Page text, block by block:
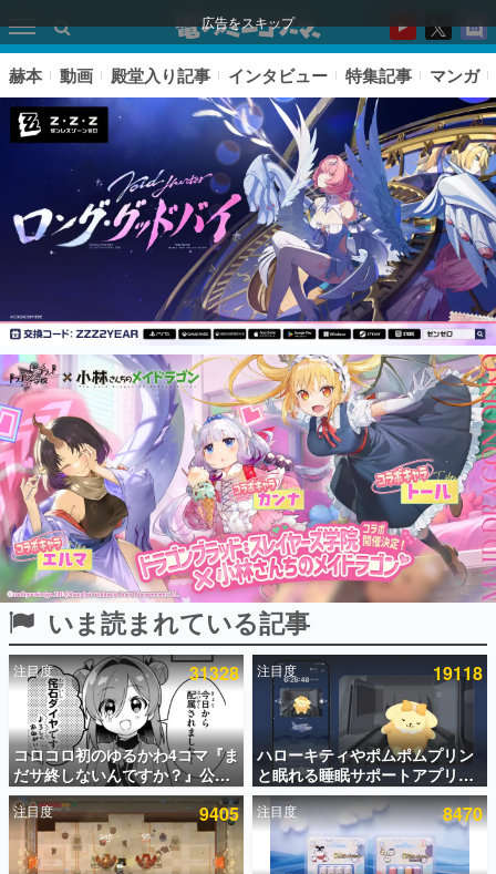
広告をスキップ
ピックアップ
電ファミのいま読まれている記事ランキング
アプリセール情報
インタビュー
連載・特集一覧
殿堂入り記事
SNS拡散数が数千以上！ ページビュー数万以上！ などな
ど。多くの人々に読まれた、電ファミ渾身の“殿堂入り”記
事をまとめました。
ゲームの企画書
名作ゲームクリエイターの方々に製作時のエピソードをお
聞きし、ヒットする企画（ゲーム）とは何か？を探ってい
きます。
赫本
この物語を解いてはいけない。『赫本』は、〈試験問題〉
の形をした短編ホラー小説集です。
赫本 動画 殿堂入り記事 インタビュー 特集記事 マンガ
いま読まれている記事
注目度 31328
コロコロ初のゆるかわ4コマ『ま
だサ終しないんですか？』公開
スタート。主人公は新入社員の
侘石ダイヤ、ゲーム会社を舞台
にトラブルへ対応する社員たち
を描く
注目度 19118
ハローキティやポムポムプリン
と眠れる睡眠サポートアプリ
『ゆめたび』が配信中。キャラ
ごとのASMRや目覚ましアラー
ムも搭載
注目度 9405 注目度 8470